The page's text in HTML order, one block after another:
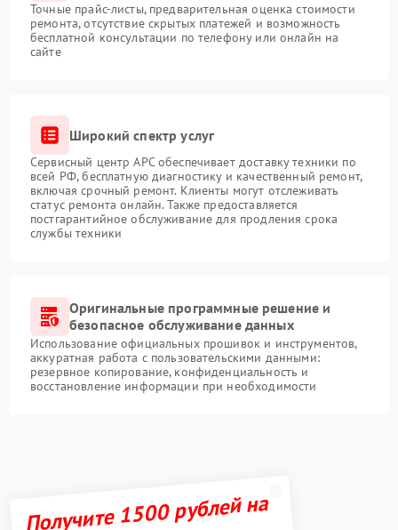
Точные прайс-листы, предварительная оценка стоимости
ремонта, отсутствие скрытых платежей и возможность
бесплатной консультации по телефону или онлайн на
сайте
Широкий спектр услуг
Сервисный центр APC обеспечивает доставку техники по
всей РФ, бесплатную диагностику и качественный ремонт,
включая срочный ремонт. Клиенты могут отслеживать
статус ремонта онлайн. Также предоставляется
постгарантийное обслуживание для продления срока
службы техники
Оригинальные программные решение и
безопасное обслуживание данных
Использование официальных прошивок и инструментов,
аккуратная работа с пользовательскими данными:
резервное копирование, конфиденциальность и
восстановление информации при необходимости
Получите 1500 рублей на